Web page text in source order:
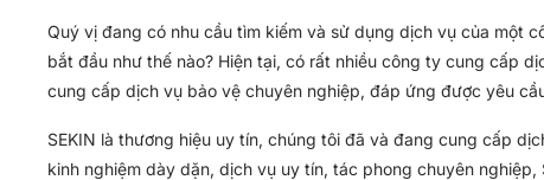
Quý vị đang có nhu cầu tìm kiếm và sử dụng dịch vụ của một
bắt đầu như thế nào? Hiện tại, có rất nhiều công ty cung cấp
cung cấp dịch vụ bảo vệ chuyên nghiệp, đáp ứng được yêu
SEKIN là thương hiệu uy tín, chúng tôi đã và đang cung cấp
kinh nghiệm dày dặn, dịch vụ uy tín, tác phong chuyên